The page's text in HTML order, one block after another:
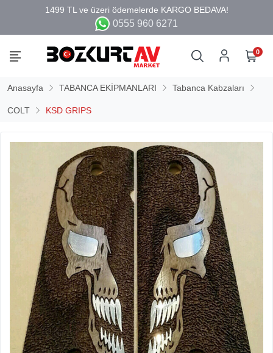
0555 960 6271
0
Anasayfa TABANCA EKİPMANLARI Tabanca Kabzaları
COLT KSD GRIPS